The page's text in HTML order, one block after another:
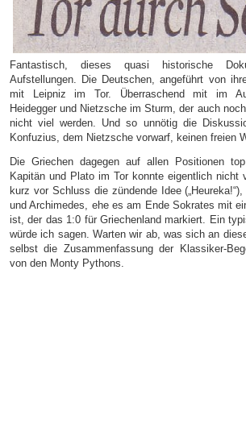
Fantastisch, dieses quasi historische
Aufstellungen. Die Deutschen, angeführt von
mit Leipniz im Tor. Überraschend mit im
Heidegger und Nietzsche im Sturm, der auch
nicht viel werden. Und so unnötig die
Konfuzius, dem Nietzsche vorwarf, keinen freien
Die Griechen dagegen auf allen Positionen
Kapitän und Plato im Tor konnte eigentlich nicht
kurz vor Schluss die zündende Idee
und Archimedes, ehe es am Ende Sokrates mit
ist, der das 1:0 für Griechenland markiert. Ein
würde ich sagen. Warten wir ab, was sich an
selbst die Zusammenfassung der Klassiker-
von den Monty Pythons.